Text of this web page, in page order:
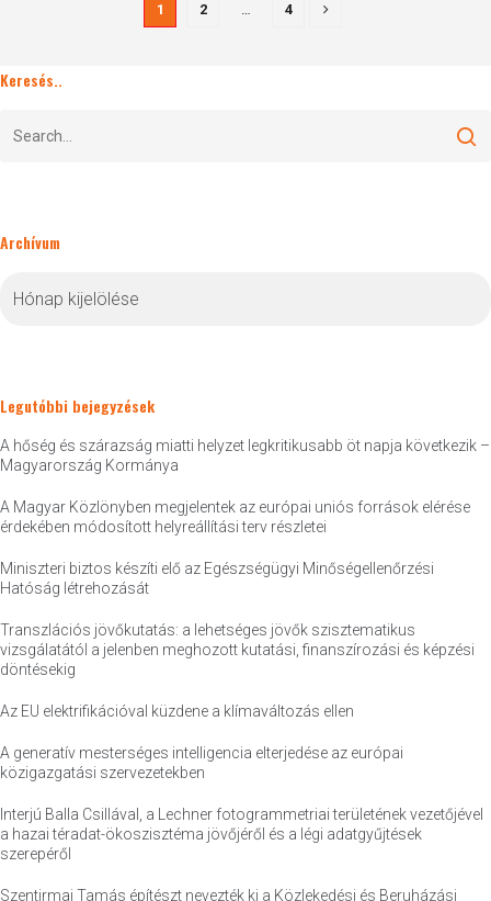
1 2 … 4
Keresés..
Archívum
Legutóbbi bejegyzések
A hőség és szárazság miatti helyzet legkritikusabb öt napja következik –
Magyarország Kormánya
A Magyar Közlönyben megjelentek az európai uniós források elérése
érdekében módosított helyreállítási terv részletei
Miniszteri biztos készíti elő az Egészségügyi Minőségellenőrzési
Hatóság létrehozását
Transzlációs jövőkutatás: a lehetséges jövők szisztematikus
vizsgálatától a jelenben meghozott kutatási, finanszírozási és képzési
döntésekig
Az EU elektrifikációval küzdene a klímaváltozás ellen
A generatív mesterséges intelligencia elterjedése az európai
közigazgatási szervezetekben
Interjú Balla Csillával, a Lechner fotogrammetriai területének vezetőjével
a hazai téradat-ökoszisztéma jövőjéről és a légi adatgyűjtések
szerepéről
Szentirmai Tamás építészt nevezték ki a Közlekedési és Beruházási